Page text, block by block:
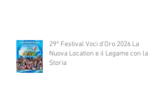
29° Festival Voci d'Oro 2026 La
Nuova Location e il Legame con la
Storia